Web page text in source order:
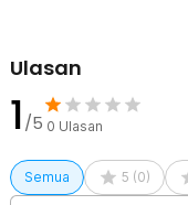
berbagai pilihan
150 ml yang mampu
ml yang mampu
memilih kapasitas yang
kopi, Anda dapat
Cups OJ-1.
Ulasan
1/5 0 Ulasan
Semua 5 (0)